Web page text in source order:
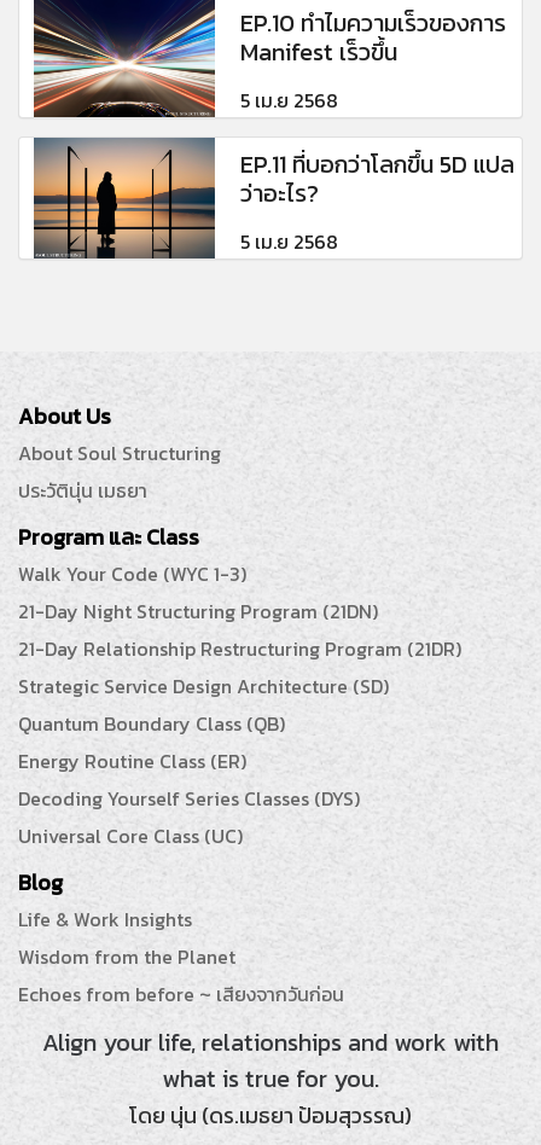
EP.10 ทำไมความเร็วของการ
Manifest เร็วขึ้น
5 เม.ย 2568
EP.11 ที่บอกว่าโลกขึ้น 5D แปล
ว่าอะไร?
5 เม.ย 2568
About Us
About Soul Structuring
ประวัตินุ่น เมธยา
Program และ Class
Walk Your Code (WYC 1-3)
21-Day Night Structuring Program (21DN)
21-Day Relationship Restructuring Program (21DR)
Strategic Service Design Architecture (SD)
Quantum Boundary Class (QB)
Energy Routine Class (ER)
Decoding Yourself Series Classes (DYS)
Universal Core Class (UC)
Blog
Life & Work Insights
Wisdom from the Planet
Echoes from before ~ เสียงจากวันก่อน
Align your life, relationships and work with
what is true for you.
โดย นุ่น (ดร.เมธยา ป้อมสุวรรณ)